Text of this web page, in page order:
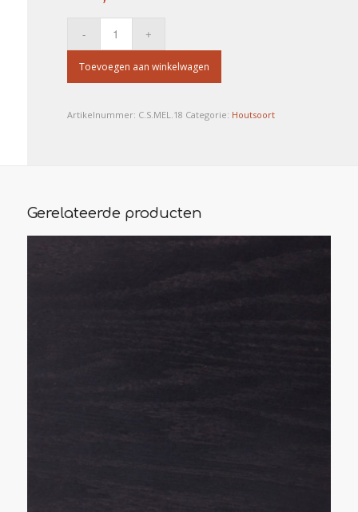
Toevoegen aan winkelwagen
Artikelnummer: C.S.MEL.18 Categorie: Houtsoort
Gerelateerde producten